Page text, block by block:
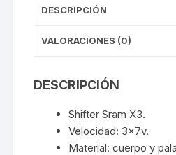
DESCRIPCIÓN
VALORACIONES (0)
DESCRIPCIÓN
Shifter Sram X3.
Velocidad: 3x7v.
Material: cuerpo y